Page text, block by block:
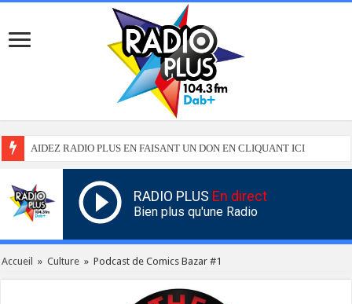
AIDEZ RADIO PLUS EN FAISANT UN DON EN CLIQUANT ICI
RADIO PLUS En direct
Bien plus qu'une Radio
Accueil » Culture » Podcast de Comics Bazar #1